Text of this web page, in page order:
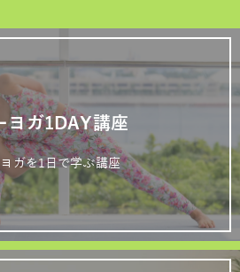
ヨガ1DAY講座
ガを1日で学ぶ講座